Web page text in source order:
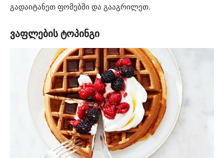
გადაიტანეთ ფომებში და გააგრილეთ.
ვაფლების ტოპინგი